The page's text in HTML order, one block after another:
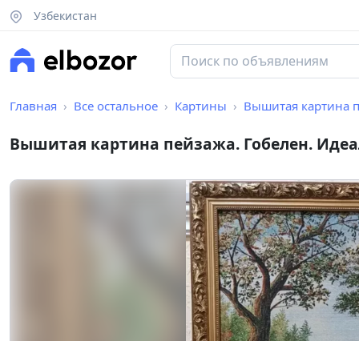
Узбекистан
Главная Все остальное Картины Вышитая картина
Вышитая картина пейзажа. Гобелен.